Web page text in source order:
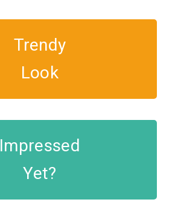
Trendy
Look
Impressed
Yet?